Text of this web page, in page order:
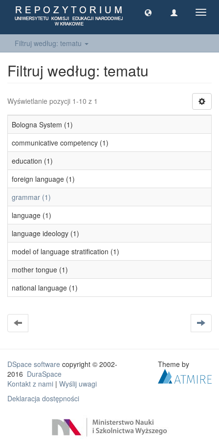
Filtruj według: tematu
Filtruj według: tematu
Wyświetlanie pozycji 1-10 z 1
Bologna System (1)
communicative competency (1)
education (1)
foreign language (1)
grammar (1)
language (1)
language ideology (1)
model of language stratification (1)
mother tongue (1)
national language (1)
DSpace software copyright © 2002-
2016 DuraSpace
Kontakt z nami | Wyślij uwagi
Deklaracja dostępności
Theme by